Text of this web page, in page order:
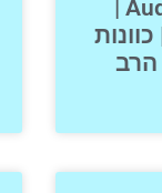
04. השם שפתי 70 – Audio |
הרב